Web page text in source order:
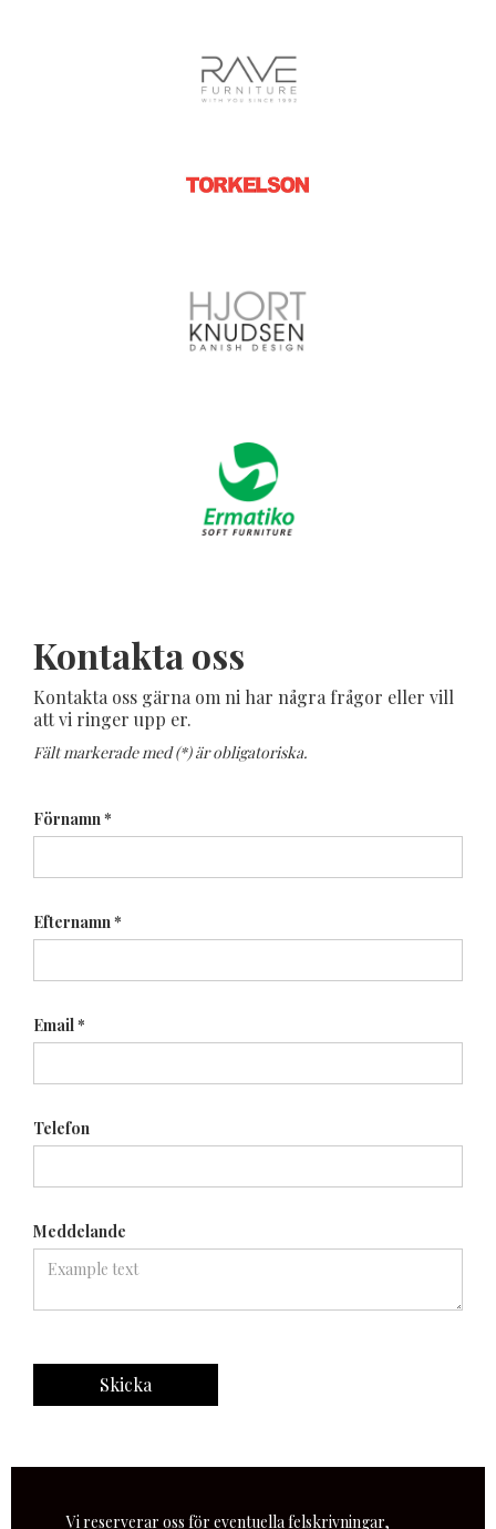
Kontakta oss
Kontakta oss gärna om ni har några frågor eller vill
att vi ringer upp er.
Fält markerade med (*) är obligatoriska.
Förnamn *
Efternamn *
Email *
Telefon
Meddelande
Vi reserverar oss för eventuella felskrivningar,